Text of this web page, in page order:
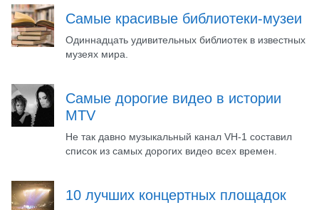
Самые красивые библиотеки-музеи
Одиннадцать удивительных библиотек в известных
музеях мира.
Самые дорогие видео в истории
MTV
Не так давно музыкальный канал VH-1 составил
список из самых дорогих видео всех времен.
10 лучших концертных площадок